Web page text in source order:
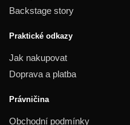
Backstage story
Praktické odkazy
Jak nakupovat
Doprava a platba
Právničina
Obchodní podmínky